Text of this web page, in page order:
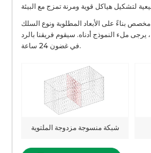
بناءً على الأبعاد المطلوبة ونوع السلك
يرجى ملء النموذج أدناه. سيقوم فريقنا بالرد
في غضون 24 ساعة.
شبكة منسوجة مزدوجة الملتوية